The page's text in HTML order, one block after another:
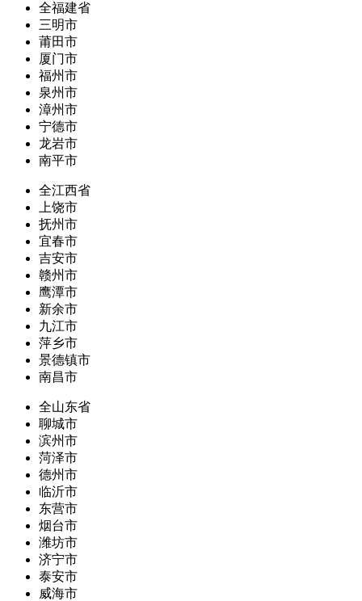
全福建省
三明市
莆田市
厦门市
福州市
泉州市
漳州市
宁德市
龙岩市
南平市
全江西省
上饶市
抚州市
宜春市
吉安市
赣州市
鹰潭市
新余市
九江市
萍乡市
景德镇市
南昌市
全山东省
聊城市
滨州市
菏泽市
德州市
临沂市
东营市
烟台市
潍坊市
济宁市
泰安市
威海市